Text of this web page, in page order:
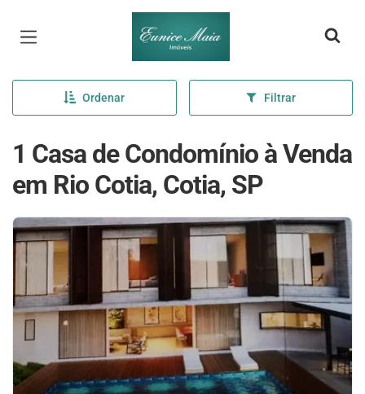
Página inicial
Ordenar Filtrar
1 Casa de Condomínio à Venda
em Rio Cotia, Cotia, SP